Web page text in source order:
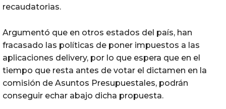
recaudatorias.
Argumentó que en otros estados del país, han
fracasado las políticas de poner impuestos a las
aplicaciones delivery, por lo que espera que en el
tiempo que resta antes de votar el dictamen en la
comisión de Asuntos Presupuestales, podrán
conseguir echar abajo dicha propuesta.